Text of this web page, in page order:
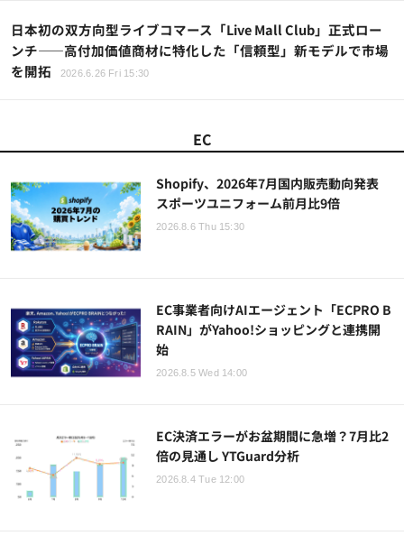
日本初の双方向型ライブコマース「Live Mall Club」正式ロー
ンチ——高付加価値商材に特化した「信頼型」新モデルで市場
を開拓
2026.6.26 Fri 15:30
EC
Shopify、2026年7月国内販売動向発表
スポーツユニフォーム前月比9倍
2026.8.6 Thu 15:30
EC事業者向けAIエージェント「ECPRO B
RAIN」がYahoo!ショッピングと連携開
始
2026.8.5 Wed 14:00
EC決済エラーがお盆期間に急増？7月比2
倍の見通し YTGuard分析
2026.8.4 Tue 12:00